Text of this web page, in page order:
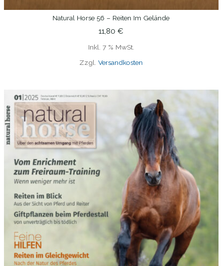
IN DEN WARENKORB
Natural Horse 56 – Reiten Im Gelände
11,80 €
Inkl. 7 % MwSt.
Zzgl. Versandkosten